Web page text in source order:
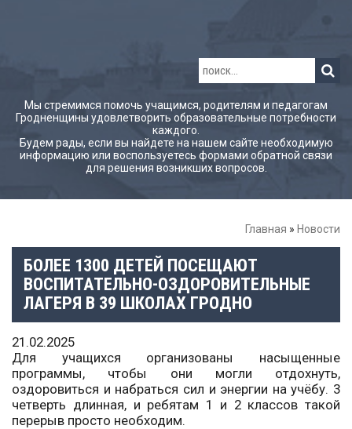
Мы стремимся помочь учащимся, родителям и педагогам
Гродненщины удовлетворить образовательные потребности
каждого.
Будем рады, если вы найдете на нашем сайте необходимую
информацию или воспользуетесь формами обратной связи
для решения возникших вопросов.
Главная » Новости
БОЛЕЕ 1300 ДЕТЕЙ ПОСЕЩАЮТ
ВОСПИТАТЕЛЬНО-ОЗДОРОВИТЕЛЬНЫЕ
ЛАГЕРЯ В 39 ШКОЛАХ ГРОДНО
21.02.2025
Для учащихся организованы насыщенные
программы, чтобы они могли отдохнуть,
оздоровиться и набраться сил и энергии на учёбу. 3
четверть длинная, и ребятам 1 и 2 классов такой
перерыв просто необходим.